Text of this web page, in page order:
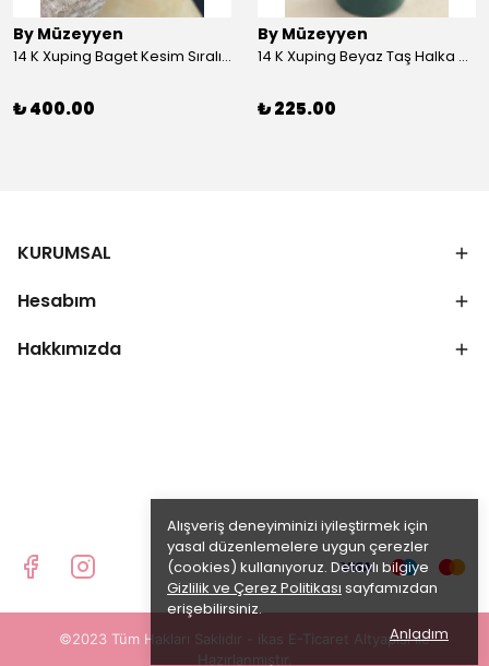
Alışveriş deneyiminizi iyileştirmek için
yasal düzenlemelere uygun çerezler
(cookies) kullanıyoruz. Detaylı bilgiye
Gizlilik ve Çerez Politikası sayfamızdan
erişebilirsiniz.
Anladım
By Müzeyyen
14 K Xuping Baget Kesim Sıralı Bileklik
₺ 400.00
By Müzeyyen
14 K Xuping Beyaz Taş Halka Küpe
₺ 225.00
KURUMSAL
Hesabım
Hakkımızda
©2023 Tüm Hakları Saklıdır - ikas E-Ticaret Altyapısı ile
Hazırlanmıştır.